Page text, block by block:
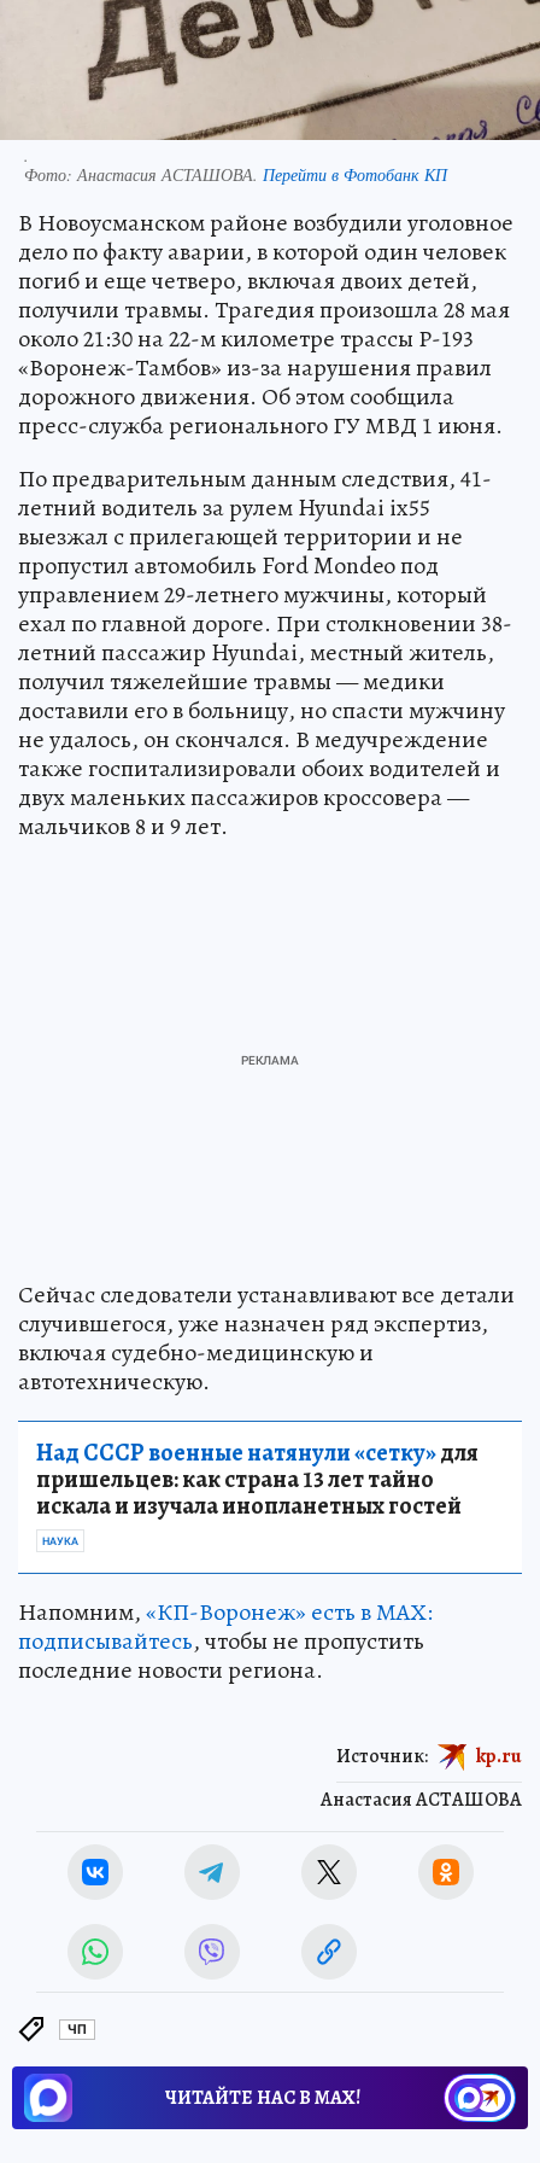
.
Фото: Анастасия АСТАШОВА. Перейти в Фотобанк КП
В Новоусманском районе возбудили уголовное
дело по факту аварии, в которой один человек
погиб и еще четверо, включая двоих детей,
получили травмы. Трагедия произошла 28 мая
около 21:30 на 22-м километре трассы Р-193
«Воронеж-Тамбов» из-за нарушения правил
дорожного движения. Об этом сообщила
пресс-служба регионального ГУ МВД 1 июня.
По предварительным данным следствия, 41-
летний водитель за рулем Hyundai ix55
выезжал с прилегающей территории и не
пропустил автомобиль Ford Mondeo под
управлением 29-летнего мужчины, который
ехал по главной дороге. При столкновении 38-
летний пассажир Hyundai, местный житель,
получил тяжелейшие травмы — медики
доставили его в больницу, но спасти мужчину
не удалось, он скончался. В медучреждение
также госпитализировали обоих водителей и
двух маленьких пассажиров кроссовера —
мальчиков 8 и 9 лет.
Сейчас следователи устанавливают все детали
случившегося, уже назначен ряд экспертиз,
включая судебно-медицинскую и
автотехническую.
Над СССР военные натянули «сетку»для
пришельцев: как страна 13 лет тайно
искала и изучала инопланетных гостей
НАУКА
Напомним,«КП-Воронеж» есть в МАХ:
подписывайтесь, чтобы не пропустить
последние новости региона.
Анастасия АСТАШОВА
Источник: kp.ru
ЧП
ЧИТАЙТЕ НАС В МАХ!